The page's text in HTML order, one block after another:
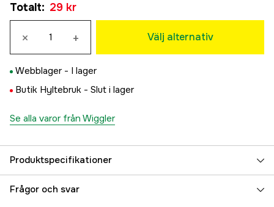
49 kr
20 g
29 kr
Totalt: 29 kr
× + Välj alternativ
Webblager - I lager
Butik Hyltebruk - Slut i lager
Se alla varor från Wiggler
Produktspecifikationer
Referensnummer 5000003568
Frågor och svar